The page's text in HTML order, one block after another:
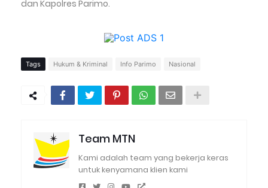
dan Kapolres Parimo.
Tags Hukum & Kriminal Info Parimo Nasional
Team MTN
Kami adalah team yang bekerja keras
untuk kenyamana klien kami